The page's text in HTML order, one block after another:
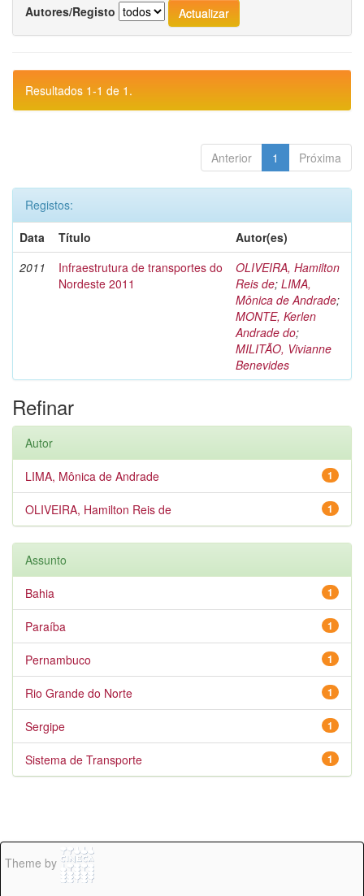
Autores/Registo
Resultados 1-1 de 1.
Anterior 1 Próxima
Registos:
Data
Título
Autor(es)
2011
Infraestrutura de transportes do
Nordeste 2011
OLIVEIRA, Hamilton
Reis de; LIMA,
Mônica de Andrade;
MONTE, Kerlen
Andrade do;
MILITÃO, Vivianne
Benevides
Refinar
Autor
1
LIMA, Mônica de Andrade
1
OLIVEIRA, Hamilton Reis de
Assunto
1
Bahia
1
Paraíba
1
Pernambuco
1
Rio Grande do Norte
1
Sergipe
1
Sistema de Transporte
Theme by